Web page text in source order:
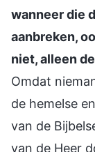
wanneer die
aanbreken,
niet, alleen
Omdat
de hemelse
van de
van de Heer